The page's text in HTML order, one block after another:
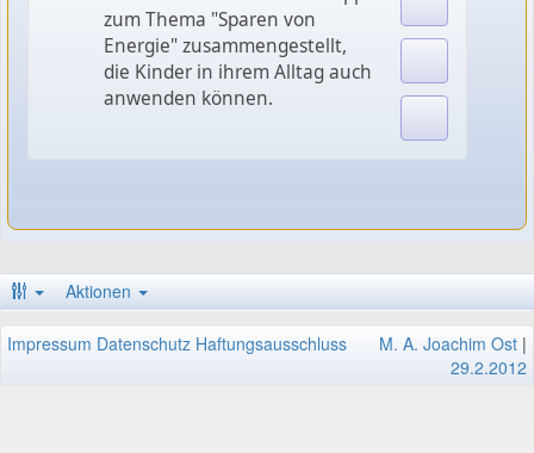
zum Thema "Sparen von
Energie" zusammengestellt,
die Kinder in ihrem Alltag auch
anwenden können.
Aktionen
Impressum Datenschutz Haftungsausschluss M. A. Joachim Ost |
29.2.2012